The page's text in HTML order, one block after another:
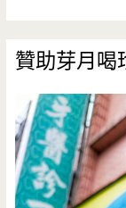
贊助芽月喝